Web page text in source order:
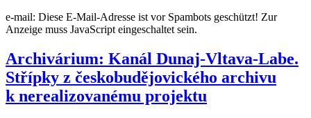
e-mail: Diese E-Mail-Adresse ist vor Spambots geschützt! Zur
Anzeige muss JavaScript eingeschaltet sein.
Archivárium: Kanál Dunaj-Vltava-Labe.
Střípky z českobudějovického archivu
k nerealizovanému projektu